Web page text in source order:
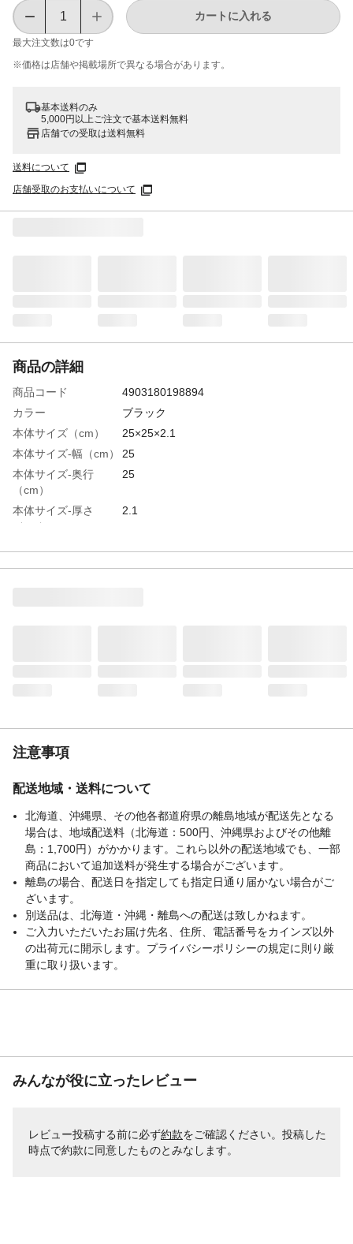
最大注文数は0です
カートに入れる
※価格は​店舗や​掲載場所で​異なる​場合が​あります。
基本送料のみ
5,000円以上ご注文で基本送料無料
店舗での受取は送料無料
送料について
店舗受取のお支払いについて
商品の詳細
商品コード
4903180198894
カラー
ブラック
本体サイズ（cm）
25×25×2.1
本体サイズ-幅（cm）
25
本体サイズ-奥行
（cm）
25
本体サイズ-厚さ
（cm）
2.1
使用上の注意
て転倒のおそれがあります｡
生産国
台湾
重量
598g
注意事項
配送地域・送料について
北海道、沖縄県、その他各都道府県の離島地域が配送先となる
場合は、地域配送料（北海道：500円、沖縄県およびその他離
島：1,700円）がかかります。これら以外の配送地域でも、一部
商品において追加送料が発生する場合がございます。
離島の場合、配送日を指定しても指定日通り届かない場合がご
ざいます。
別送品は、北海道・沖縄・離島への配送は致しかねます。
ご入力いただいたお届け先名、住所、電話番号をカインズ以外
の出荷元に開示します。プライバシーポリシーの規定に則り厳
重に取り扱います。
みんなが役に立ったレビュー
レビュー投稿する前に必ず約款をご確認ください。投稿した
時点で約款に同意したものとみなします。